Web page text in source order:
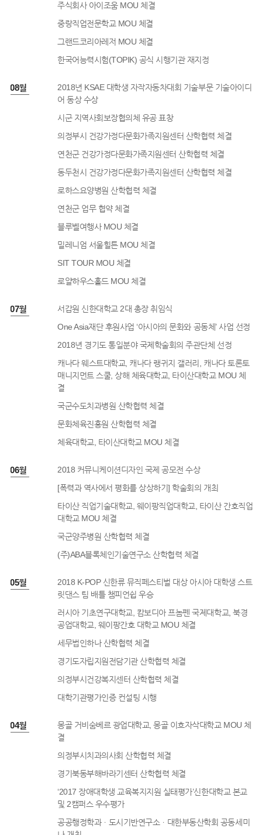
주식회사 아이조움 MOU 체결
중랑직업전문학교 MOU 체결
그랜드코리아레저 MOU 체결
한국어능력시험(TOPIK) 공식 시행기관 재지정
08월
2018년 KSAE 대학생 자작자동차대회 기술부문 기술아이디
어 동상 수상
시군 지역사회보장협의체 유공 표창
의정부시 건강가정다문화가족지원센터 산학협력 체결
연천군 건강가정다문화가족지원센터 산학협력 체결
동두천시 건강가정다문화가족지원센터 산학협력 체결
로하스요양병원 산학협력 체결
연천군 업무 협약 체결
블루벨여행사 MOU 체결
밀레니엄 서울힐튼 MOU 체결
SIT TOUR MOU 체결
로얄하우스홀드 MOU 체결
07월
서갑원 신한대학교 2대 총장 취임식
One Asia재단 후원사업 ‘아시아의 문화와 공동체’ 사업 선정
2018년 경기도 통일분야 국제학술회의 주관단체 선정
캐나다 웨스트대학교, 캐나다 랭귀지 갤러리, 캐나다 토론토
매니지먼트 스쿨, 상해 체육대학교, 타이산대학교 MOU 체
결
국군수도치과병원 산학협력 체결
문화체육진흥원 산학협력 체결
체육대학교, 타이산대학교 MOU 체결
06월
2018 커뮤니케이션디자인 국제 공모전 수상
[폭력과 역사에서 평화를 상상하기] 학술회의 개최
타이산 직업기술대학교, 웨이팡직업대학교, 타이산 간호직업
대학교 MOU 체결
국군양주병원 산학협력 체결
(주)ABA블록체인기술연구소 산학협력 체결
05월
2018 K-POP 신한류 뮤직페스티벌 대상 아시아 대학생 스트
릿댄스 팀 배틀 챔피언쉽 우승
러시아 기초연구대학교, 캄보디아 프놈펜 국제대학교, 북경
공업대학교, 웨이팡간호 대학교 MOU 체결
세무법인하나 산학협력 체결
경기도자립지원전담기관 산학협력 체결
의정부시건강복지센터 산학협력 체결
대학기관평가인증 컨설팅 시행
04월
몽골 거비숨베르 광업대학교, 몽골 이흐자삭대학교 MOU 체
결
의정부시치과의사회 산학협력 체결
경기북동부해바라기센터 산학협력 체결
‘2017 장애대학생 교육복지지원 실태평가’신한대학교 본교
및 2캠퍼스 우수평가
공공행정학과ㆍ도시기반연구소ㆍ대한부동산학회 공동세미